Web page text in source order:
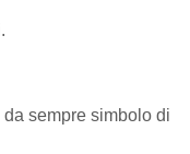
sempre simbolo di